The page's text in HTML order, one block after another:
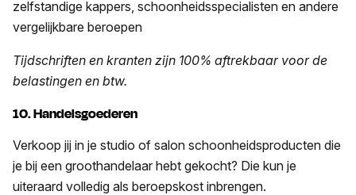
zelfstandige kappers, schoonheidsspecialisten en andere
vergelijkbare beroepen
Tijdschriften en kranten zijn 100% aftrekbaar voor de
belastingen en btw.
10. Handelsgoederen
Verkoop jij in je studio of salon schoonheidsproducten die
je bij een groothandelaar hebt gekocht? Die kun je
uiteraard volledig als beroepskost inbrengen.